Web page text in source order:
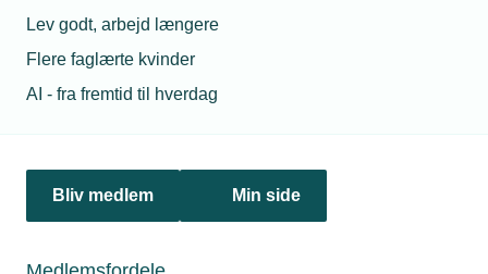
Lev godt, arbejd længere
Flere faglærte kvinder
AI - fra fremtid til hverdag
Bliv medlem Min side
jura@tekniq.dk
tekniq@tekniq.dk